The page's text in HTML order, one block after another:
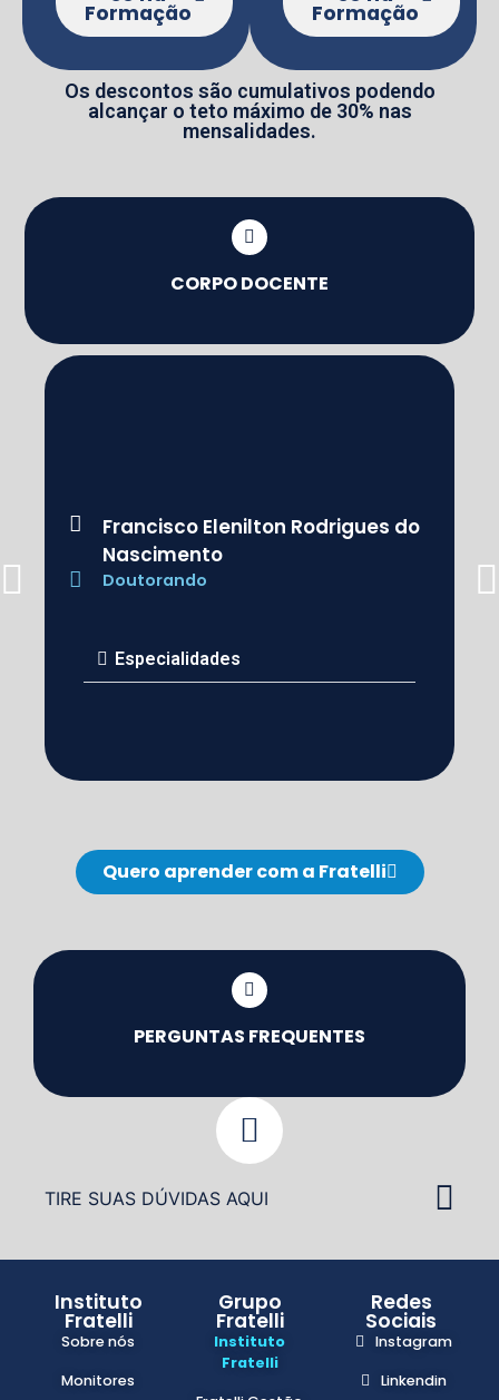
Formação Formação
Os descontos são cumulativos podendo
alcançar o teto máximo de 30% nas
mensalidades.
CORPO DOCENTE
Francisco Elenilton Rodrigues do
Nascimento
Doutorando
Especialidades
Quero aprender com a Fratelli
PERGUNTAS FREQUENTES
TIRE SUAS DÚVIDAS AQUI
Instituto
Fratelli
Sobre nós
Monitores
Grupo
Fratelli
Instituto
Fratelli
Redes
Sociais
Instagram
Linkendin